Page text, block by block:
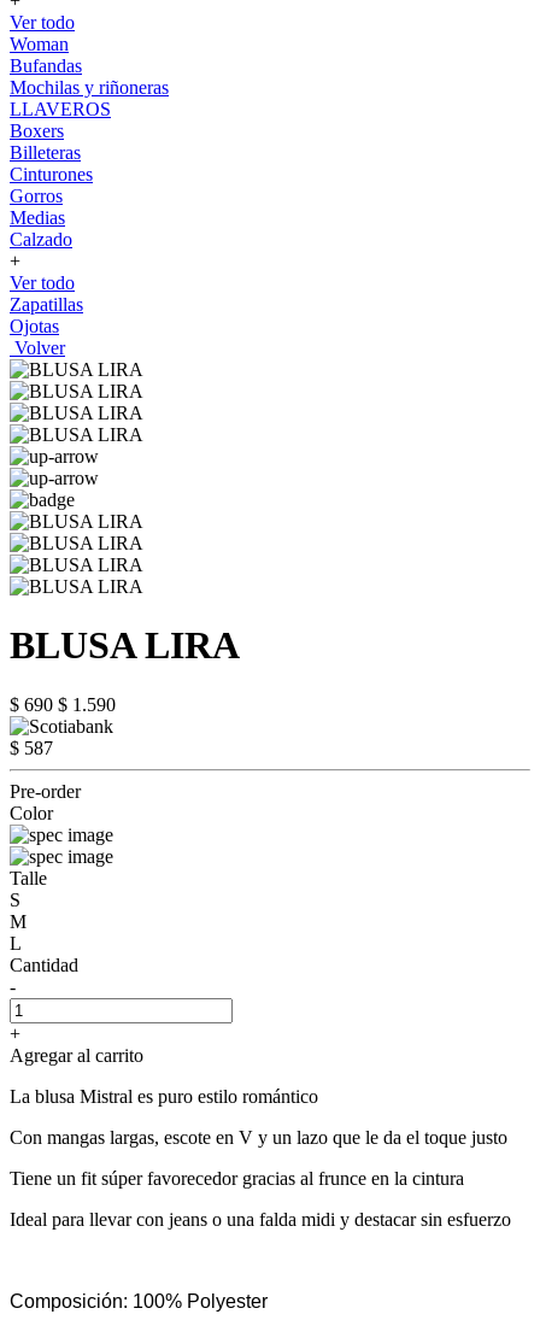
Ver todo
Woman
Bufandas
Mochilas y riñoneras
LLAVEROS
Boxers
Billeteras
Cinturones
Gorros
Medias
Calzado
+
Ver todo
Zapatillas
Ojotas
Volver
BLUSA LIRA
$ 690 $ 1.590
$ 587
Pre-order
Color
Talle
S
M
L
Cantidad
-
+
Agregar al carrito
La blusa Mistral es puro estilo romántico
Con mangas largas, escote en V y un lazo que le da el toque justo
Tiene un fit súper favorecedor gracias al frunce en la cintura
Ideal para llevar con jeans o una falda midi y destacar sin esfuerzo
Composición: 100% Polyester